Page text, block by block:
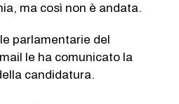
ma così non è andata.
parlamentarie del
le ha comunicato la
candidatura.